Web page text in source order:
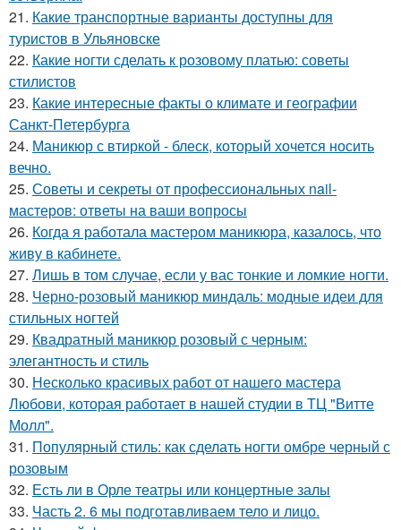
21. Какие транспортные варианты доступны для
туристов в Ульяновске
22. Какие ногти сделать к розовому платью: советы
стилистов
23. Какие интересные факты о климате и географии
Санкт-Петербурга
24. Маникюр с втиркой - блеск, который хочется носить
вечно.
25. Советы и секреты от профессиональных nail-
мастеров: ответы на ваши вопросы
26. Когда я работала мастером маникюра, казалось, что
живу в кабинете.
27. Лишь в том случае, если у вас тонкие и ломкие ногти.
28. Черно-розовый маникюр миндаль: модные идеи для
стильных ногтей
29. Квадратный маникюр розовый с черным:
элегантность и стиль
30. Несколько красивых работ от нашего мастера
Любови, которая работает в нашей студии в ТЦ "Витте
Молл".
31. Популярный стиль: как сделать ногти омбре черный с
розовым
32. Есть ли в Орле театры или концертные залы
33. Часть 2. 6 мы подготавливаем тело и лицо.